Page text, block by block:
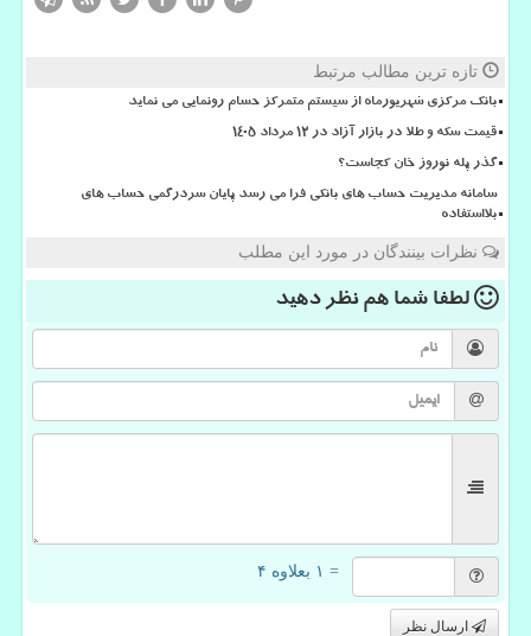
تازه ترین مطالب مرتبط
بانک مرکزی شهریورماه از سیستم متمرکز حسام رونمایی می نماید
قیمت سکه و طلا در بازار آزاد در ۱۲ مرداد ۱۴۰۵
گذر پله نوروز خان کجاست؟
سامانه مدیریت حساب های بانکی فرا می رسد پایان سردرگمی حساب های
بلااستفاده
نظرات بینندگان در مورد این مطلب
لطفا شما همنظر دهید
= ۱ بعلاوه ۴
ارسال نظر